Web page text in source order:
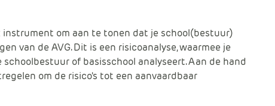
instrument om aan te tonen dat je school(bestuur)
van de AVG. Dit is een risicoanalyse, waarmee je
schoolbestuur of basisschool analyseert. Aan de hand
om de risico's tot een aanvaardbaar